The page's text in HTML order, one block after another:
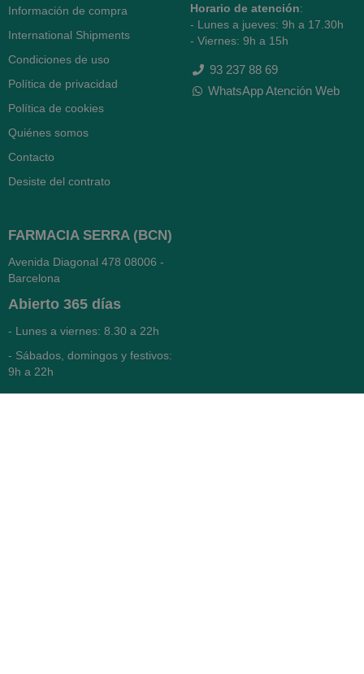
Información de compra
International Shipments
Condiciones de uso
Política de privacidad
Política de cookies
Quiénes somos
Contacto
Desiste del contrato
Horario de atención:
- Lunes a jueves: 9h a 17.30h
- Viernes: 9h a 15h
93 237 88 69
WhatsApp Atención Web
FARMACIA SERRA (BCN)
Avenida Diagonal 478 08006 -
Barcelona
Abierto 365 días
- Lunes a viernes: 8.30 a 22h
- Sábados, domingos y festivos:
9h a 22h